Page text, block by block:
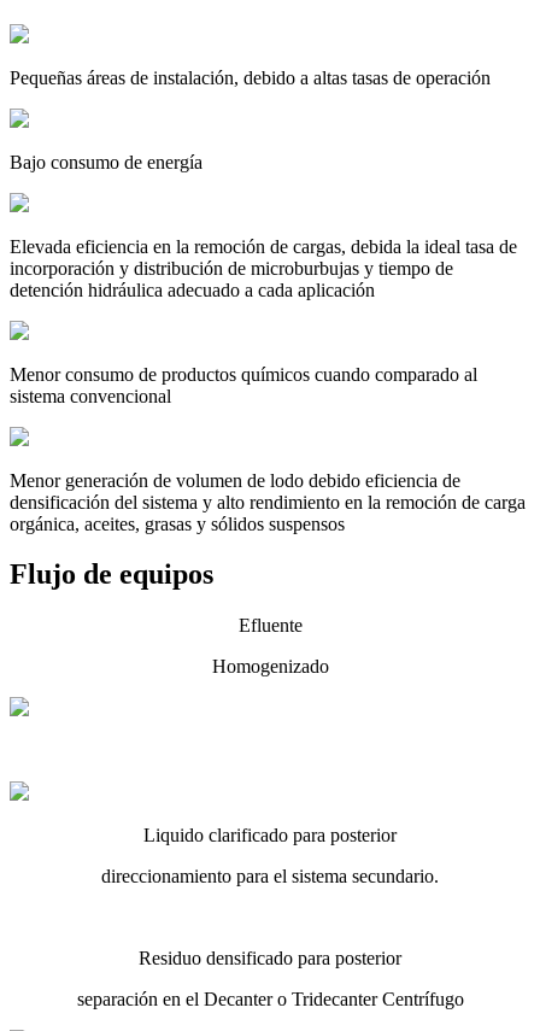
Pequeñas áreas de instalación, debido a altas tasas de operación
Bajo consumo de energía
Elevada eficiencia en la remoción de cargas, debida la ideal tasa de
incorporación y distribución de microburbujas y tiempo de
detención hidráulica adecuado a cada aplicación
Menor consumo de productos químicos cuando comparado al
sistema convencional
Menor generación de volumen de lodo debido eficiencia de
densificación del sistema y alto rendimiento en la remoción de carga
orgánica, aceites, grasas y sólidos suspensos
Flujo de equipos
Efluente
Homogenizado
Liquido clarificado para posterior
direccionamiento para el sistema secundario.
Residuo densificado para posterior
separación en el Decanter o Tridecanter Centrífugo